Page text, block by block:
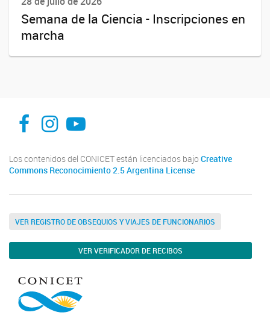
Semana de la Ciencia - Inscripciones en
marcha
facebook
instagram
Youtube
Los contenidos del CONICET están licenciados bajo Creative
Commons Reconocimiento 2.5 Argentina License
VER REGISTRO DE OBSEQUIOS Y VIAJES DE FUNCIONARIOS
VER VERIFICADOR DE RECIBOS